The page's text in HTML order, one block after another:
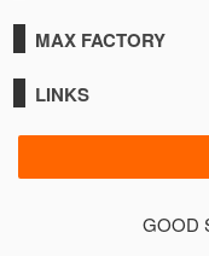
MAX FACTORY
LINKS
GOOD